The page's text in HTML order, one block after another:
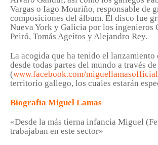
Vargas o Iago Mouriño, responsable de
composiciones del álbum. El disco fue
Nueva York y Galicia por los ingenieros
Peiró, Tomás Ageitos y Alejandro Rey.
La acogida que ha tenido el
desde todas partes del mundo a través
(www.facebook.com/miguellamasofficial
territorio gallego, los cuales estarán
Biografía Miguel Lamas
«Desde la más tierna infancia Miguel
trabajaban en este sector»